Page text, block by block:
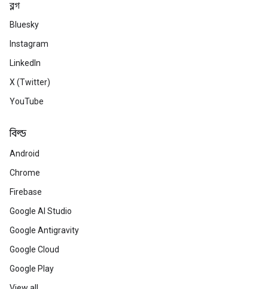
ব্লগ
Bluesky
Instagram
LinkedIn
X (Twitter)
YouTube
বিল্ড
Android
Chrome
Firebase
Google AI Studio
Google Antigravity
Google Cloud
Google Play